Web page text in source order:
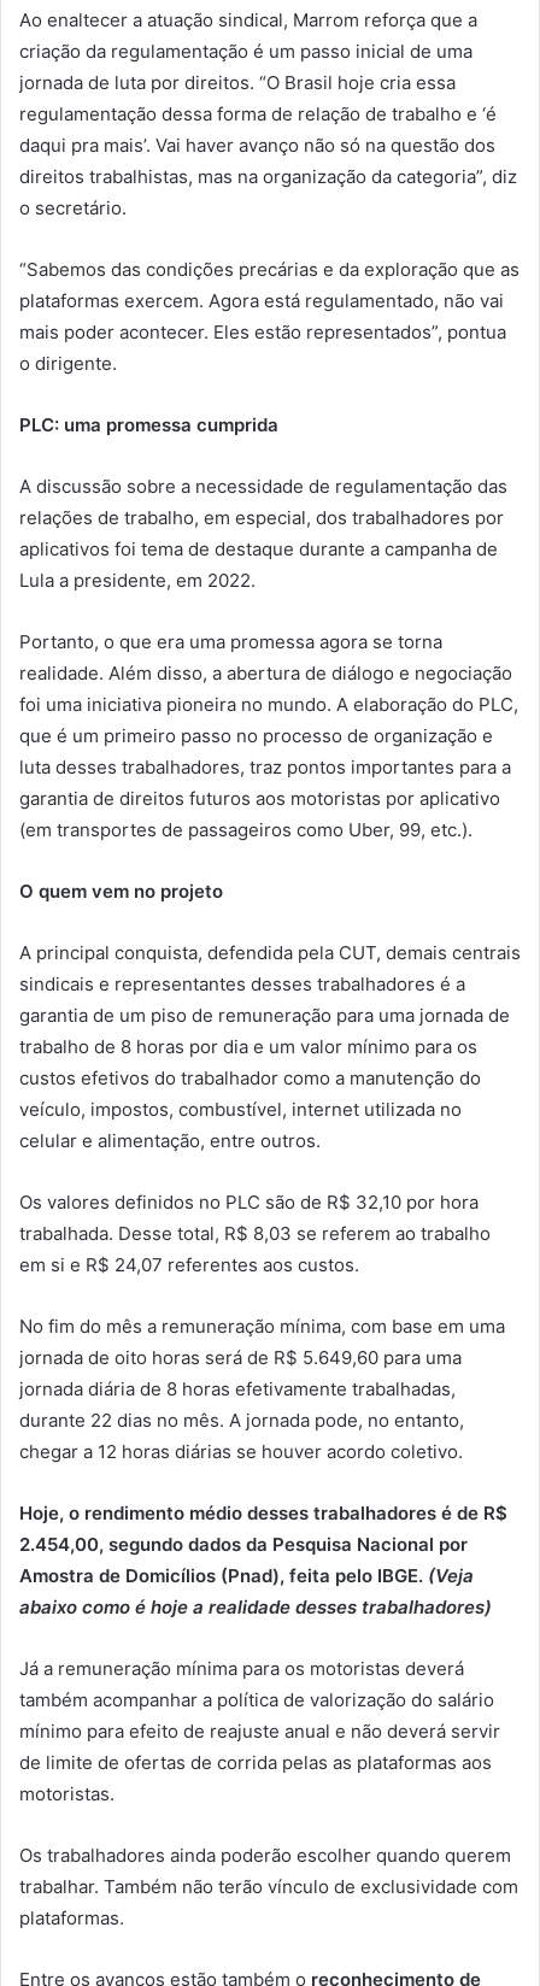
Ao enaltecer a atuação sindical, Marrom reforça que a
criação da regulamentação é um passo inicial de uma
jornada de luta por direitos. “O Brasil hoje cria essa
regulamentação dessa forma de relação de trabalho e ‘é
daqui pra mais’. Vai haver avanço não só na questão dos
direitos trabalhistas, mas na organização da categoria”, diz
o secretário.
“Sabemos das condições precárias e da exploração que as
plataformas exercem. Agora está regulamentado, não vai
mais poder acontecer. Eles estão representados”, pontua
o dirigente.
PLC: uma promessa cumprida
A discussão sobre a necessidade de regulamentação das
relações de trabalho, em especial, dos trabalhadores por
aplicativos foi tema de destaque durante a campanha de
Lula a presidente, em 2022.
Portanto, o que era uma promessa agora se torna
realidade. Além disso, a abertura de diálogo e negociação
foi uma iniciativa pioneira no mundo. A elaboração do PLC,
que é um primeiro passo no processo de organização e
luta desses trabalhadores, traz pontos importantes para a
garantia de direitos futuros aos motoristas por aplicativo
(em transportes de passageiros como Uber, 99, etc.).
O quem vem no projeto
A principal conquista, defendida pela CUT, demais centrais
sindicais e representantes desses trabalhadores é a
garantia de um piso de remuneração para uma jornada de
trabalho de 8 horas por dia e um valor mínimo para os
custos efetivos do trabalhador como a manutenção do
veículo, impostos, combustível, internet utilizada no
celular e alimentação, entre outros.
Os valores definidos no PLC são de R$ 32,10 por hora
trabalhada. Desse total, R$ 8,03 se referem ao trabalho
em si e R$ 24,07 referentes aos custos.
No fim do mês a remuneração mínima, com base em uma
jornada de oito horas será de R$ 5.649,60 para uma
jornada diária de 8 horas efetivamente trabalhadas,
durante 22 dias no mês. A jornada pode, no entanto,
chegar a 12 horas diárias se houver acordo coletivo.
Hoje, o rendimento médio desses trabalhadores é de R$
2.454,00, segundo dados da Pesquisa Nacional por
Amostra de Domicílios (Pnad), feita pelo IBGE. (Veja
abaixo como é hoje a realidade desses trabalhadores)
Já a remuneração mínima para os motoristas deverá
também acompanhar a política de valorização do salário
mínimo para efeito de reajuste anual e não deverá servir
de limite de ofertas de corrida pelas as plataformas aos
motoristas.
Os trabalhadores ainda poderão escolher quando querem
trabalhar. Também não terão vínculo de exclusividade com
plataformas.
Entre os avanços estão também o reconhecimento de